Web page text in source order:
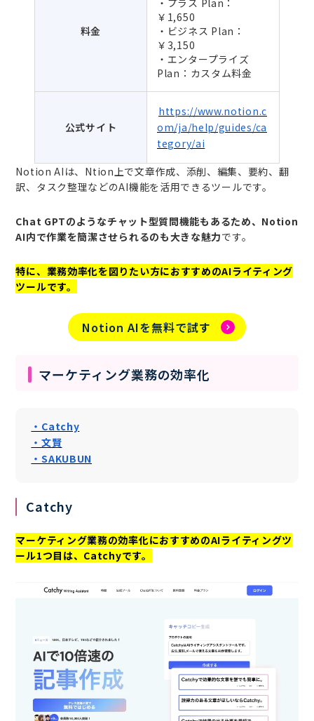
料金
・プラス Plan：
￥1,650
・ビジネス Plan：
￥3,150
・エンタープライズ
Plan：カスタム料金
公式サイト
https://www.notion.c
om/ja/help/guides/ca
tegory/ai
Notion AIは、Ntion上で文章作成、添削、編集、要約、翻
訳、タスク整理などのAI機能を活用できるツールです。
Chat GPTのようなチャット型質問機能もあるため、Notion
AI内で作業を簡潔させられるのも大きな魅力です。
特に、業務効率化を図りたい方におすすめのAIライティング
ツールです。
Notion AIを無料で試す
マーケティング業務の効率化
・Catchy
・文賢
・SAKUBUN
Catchy
マーケティング業務の効率化におすすめのAIライティングツ
ール1つ目は、Catchyです。